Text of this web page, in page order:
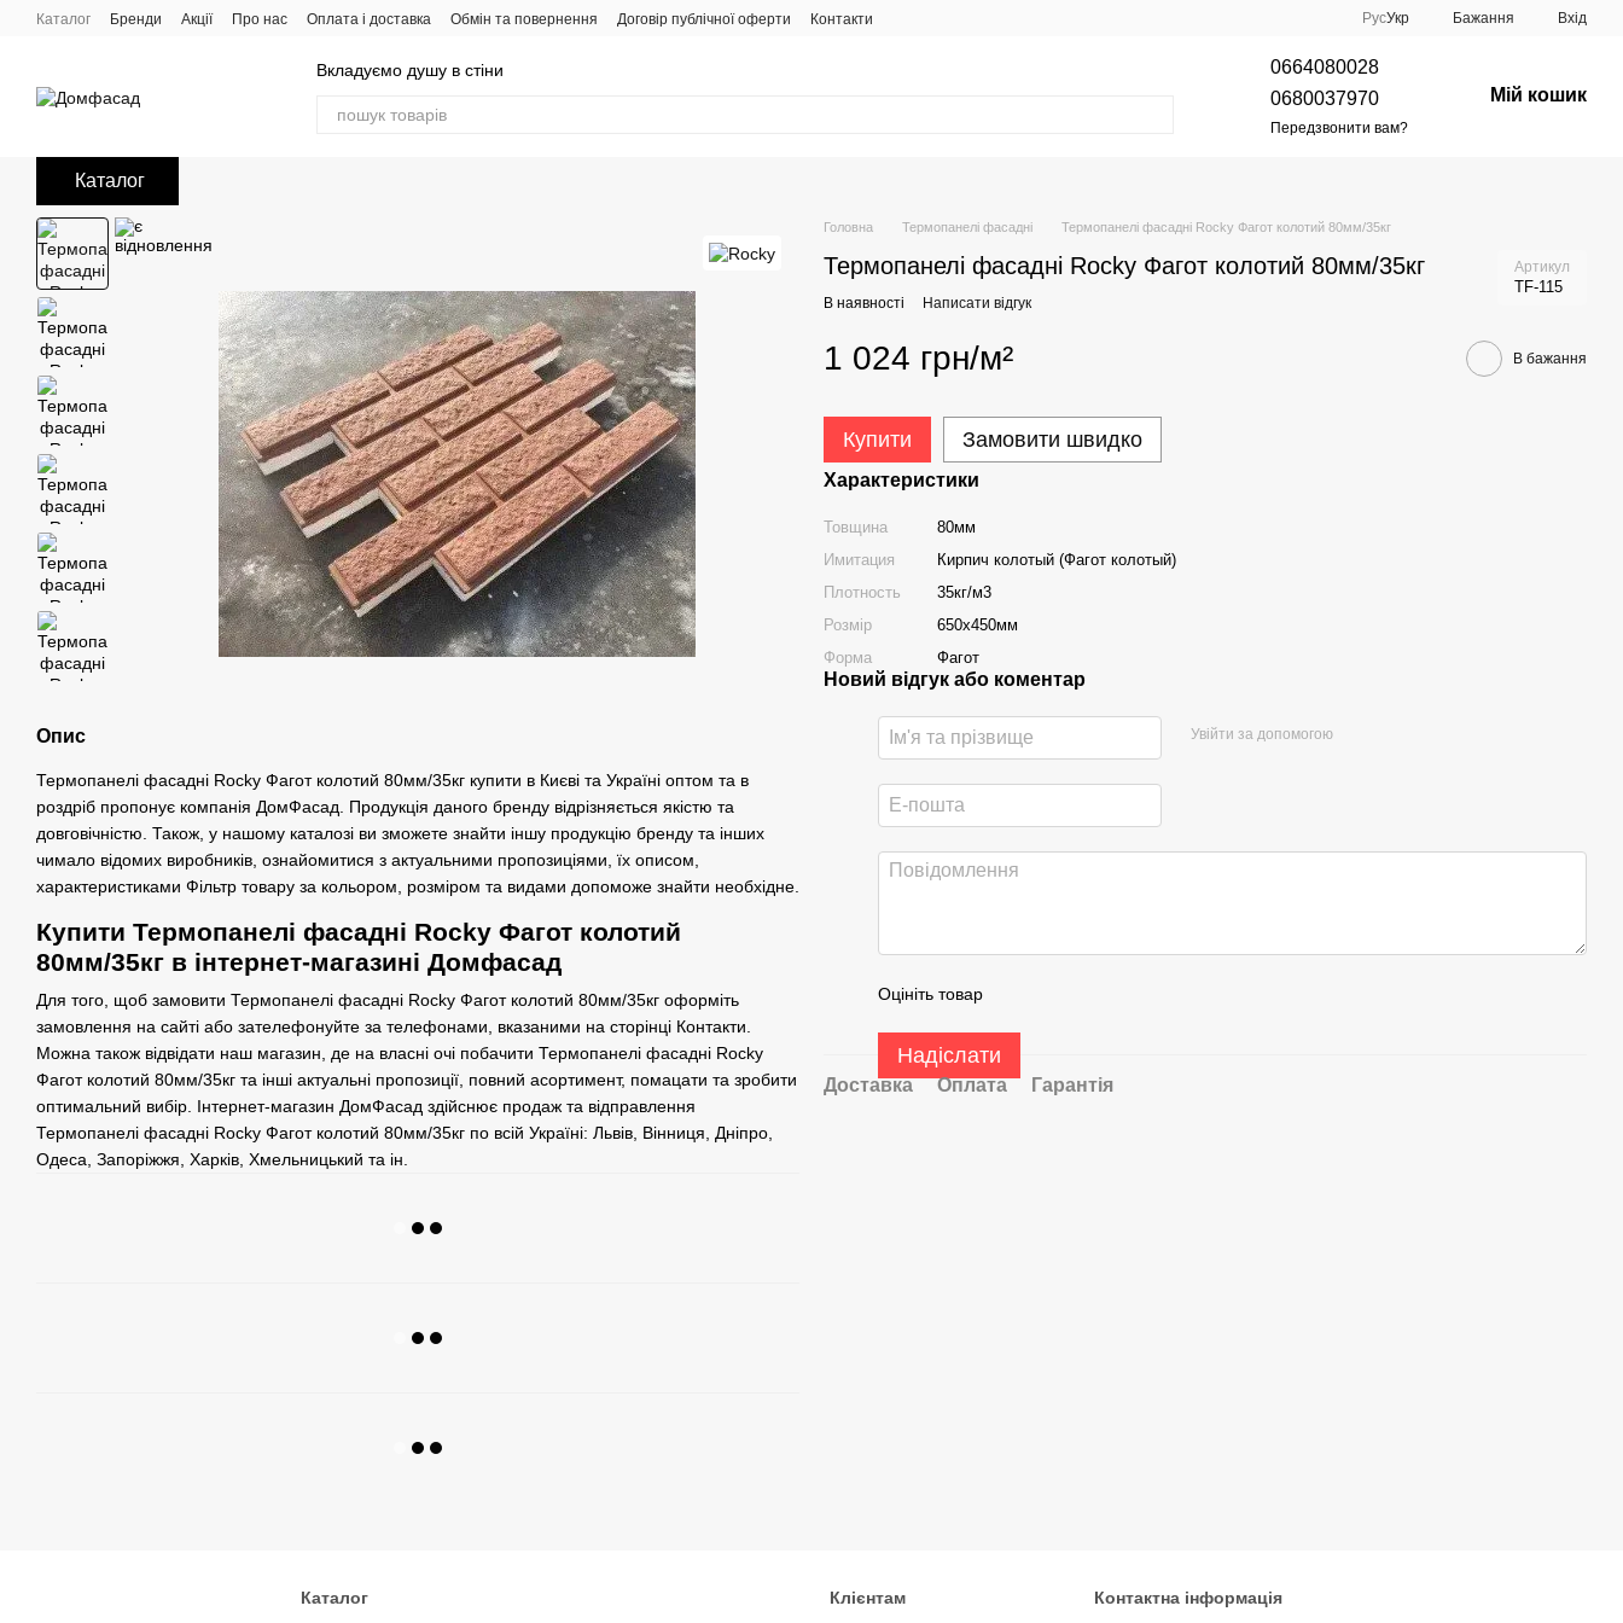
Перейти до основного контенту
Каталог Бренди Акції Про нас Оплата і доставка Обмін та повернення Договір публічної оферти Контакти РусУкр Бажання Вхід
Вкладуємо душу в стіни
0664080028
0680037970
Передзвонити вам?
Мій кошик
Каталог
Опис
Термопанелі фасадні Rocky Фагот колотий 80мм/35кг купити в Києві та Україні оптом та в
роздріб пропонує компанія ДомФасад. Продукція даного бренду відрізняється якістю та
довговічністю. Також, у нашому каталозі ви зможете знайти іншу продукцію бренду та інших
чимало відомих виробників, ознайомитися з актуальними пропозиціями, їх описом,
характеристиками Фільтр товару за кольором, розміром та видами допоможе знайти необхідне.
Купити Термопанелі фасадні Rocky Фагот колотий
80мм/35кг в інтернет-магазині Домфасад
Для того, щоб замовити Термопанелі фасадні Rocky Фагот колотий 80мм/35кг оформіть
замовлення на сайті або зателефонуйте за телефонами, вказаними на сторінці Контакти.
Можна також відвідати наш магазин, де на власні очі побачити Термопанелі фасадні Rocky
Фагот колотий 80мм/35кг та інші актуальні пропозиції, повний асортимент, помацати та зробити
оптимальний вибір. Інтернет-магазин ДомФасад здійснює продаж та відправлення
Термопанелі фасадні Rocky Фагот колотий 80мм/35кг по всій Україні: Львів, Вінниця, Дніпро,
Одеса, Запоріжжя, Харків, Хмельницький та ін.
Головна Термопанелі фасадні Термопанелі фасадні Rocky Фагот колотий 80мм/35кг
Термопанелі фасадні Rocky Фагот колотий 80мм/35кг Артикул
TF-115
В наявності Написати відгук
1 024 грн/м² В бажання
Купити Замовити швидко
Характеристики
Товщина
80мм
Имитация
Кирпич колотый (Фагот колотый)
Плотность
35кг/м3
Розмір
650х450мм
Форма
Фагот
Новий відгук або коментар
Увійти за допомогою
Оцініть товар
Надіслати
Доставка Оплата Гарантія
Каталог Клієнтам Контактна інформація